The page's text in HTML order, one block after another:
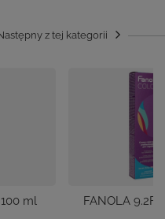
z tej kategorii
ml FANOLA 9.2F